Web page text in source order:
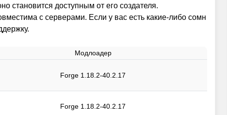
становится доступным от его создателя.
с серверами. Если у вас есть какие-либо сомн
Модлоадер
Forge 1.18.2-40.2.17
Forge 1.18.2-40.2.17